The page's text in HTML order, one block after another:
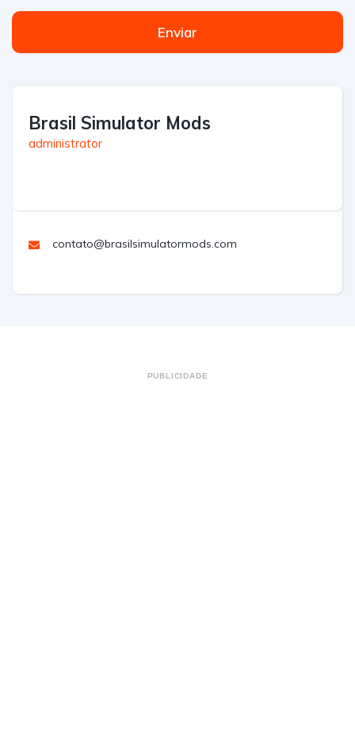
Enviar
Brasil Simulator Mods
administrator
contato@brasilsimulatormods.com
PUBLICIDADE